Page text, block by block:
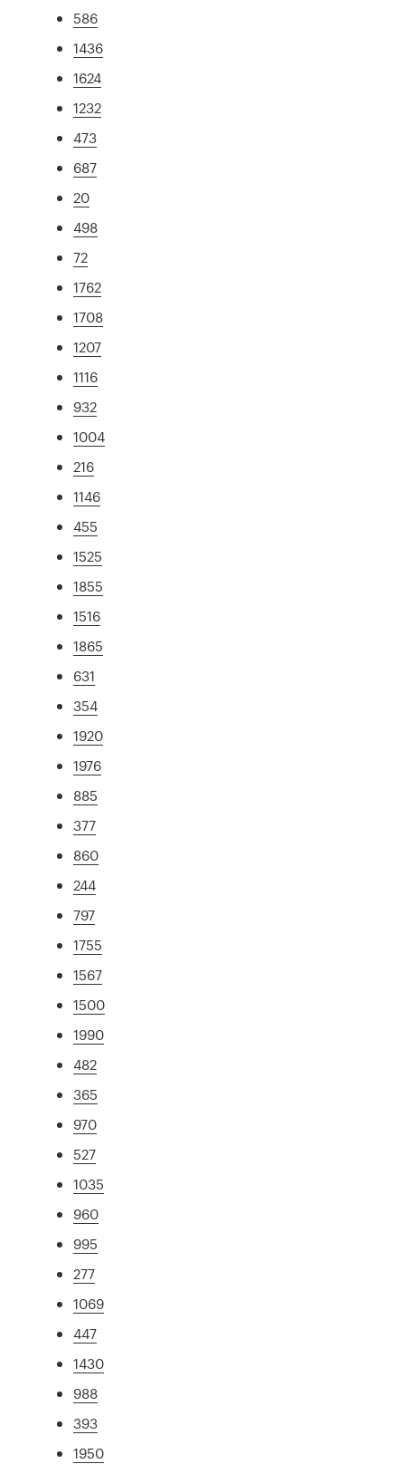
586
1436
1624
1232
473
687
20
498
72
1762
1708
1207
1116
932
1004
216
1146
455
1525
1855
1516
1865
631
354
1920
1976
885
377
860
244
797
1755
1567
1500
1990
482
365
970
527
1035
960
995
277
1069
447
1430
988
393
1950